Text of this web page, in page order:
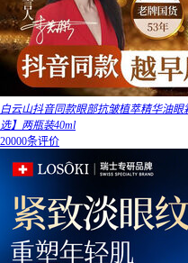
白云山抖音同款眼部抗皱植萃精华油
选】两瓶装40ml
20000条评价